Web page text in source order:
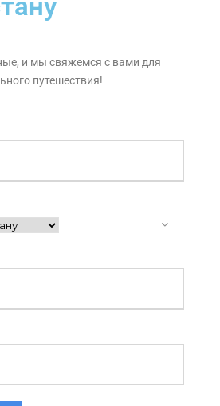
и мы свяжемся с вами для
путешествия!